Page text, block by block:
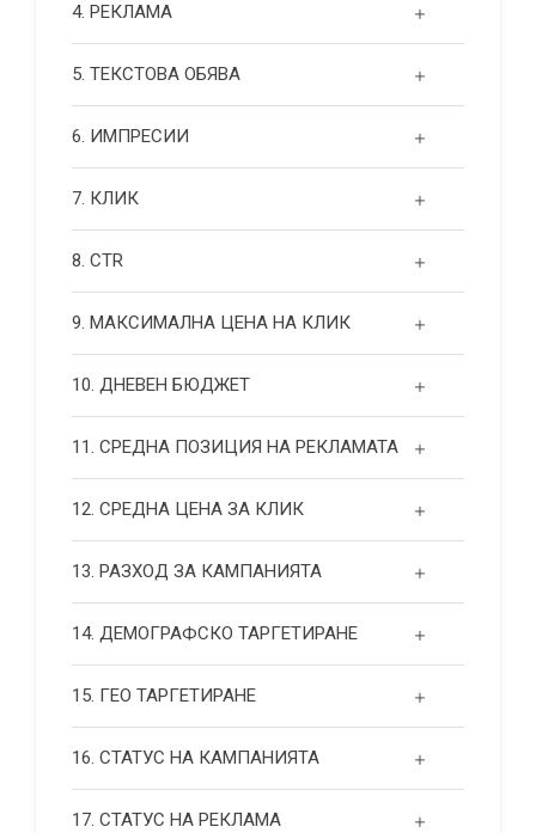
4. РЕКЛАМА
5. ТЕКСТОВА ОБЯВА
6. ИМПРЕСИИ
7. КЛИК
8. CTR
9. МАКСИМАЛНА ЦЕНА НА КЛИК
10. ДНЕВЕН БЮДЖЕТ
11. СРЕДНА ПОЗИЦИЯ НА РЕКЛАМАТА
12. СРЕДНА ЦЕНА ЗА КЛИК
13. РАЗХОД ЗА КАМПАНИЯТА
14. ДЕМОГРАФСКО ТАРГЕТИРАНЕ
15. ГЕО ТАРГЕТИРАНЕ
16. СТАТУС НА КАМПАНИЯТА
17. СТАТУС НА РЕКЛАМА